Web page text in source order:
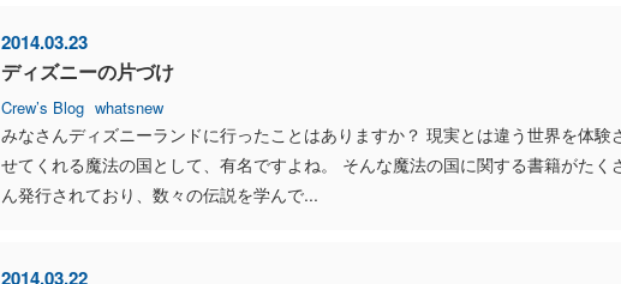
2014.03.23
ディズニーの片づけ
Crew’s Blog whatsnew
みなさんディズニーランドに行ったことはありますか？ 現実とは違う世界を体験
せてくれる魔法の国として、有名ですよね。 そんな魔法の国に関する書籍がたく
ん発行されており、数々の伝説を学んで...
2014.03.22